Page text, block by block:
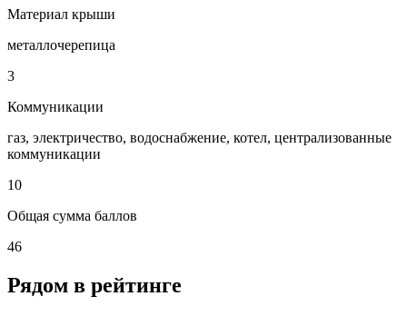
Материал крыши
металлочерепица
3
Коммуникации
газ, электричество, водоснабжение, котел, централизованные
коммуникации
10
Общая сумма баллов
46
Рядом в рейтинге